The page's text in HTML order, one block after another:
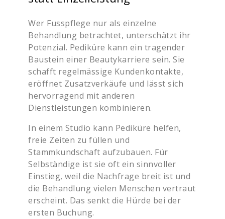
Wer Fusspflege nur als einzelne
Behandlung betrachtet, unterschätzt ihr
Potenzial. Pediküre kann ein tragender
Baustein einer Beautykarriere sein. Sie
schafft regelmässige Kundenkontakte,
eröffnet Zusatzverkäufe und lässt sich
hervorragend mit anderen
Dienstleistungen kombinieren.
In einem Studio kann Pediküre helfen,
freie Zeiten zu füllen und
Stammkundschaft aufzubauen. Für
Selbständige ist sie oft ein sinnvoller
Einstieg, weil die Nachfrage breit ist und
die Behandlung vielen Menschen vertraut
erscheint. Das senkt die Hürde bei der
ersten Buchung.